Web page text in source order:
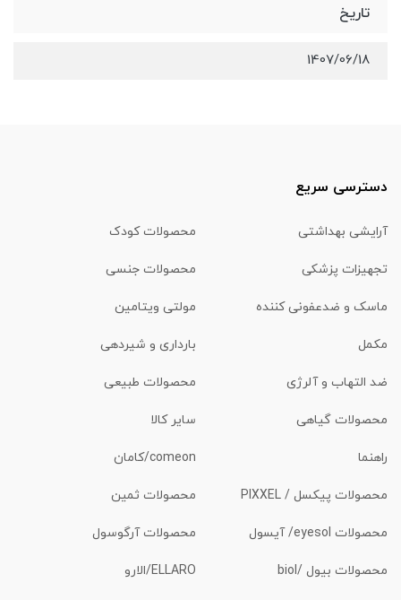
تاریخ
1407/06/18
دسترسی سریع
آرایشی بهداشتی محصولات کودک
تجهیزات پزشکی محصولات جنسی
ماسک و ضدعفونی کننده مولتی ویتامین
مکمل بارداری و شیردهی
ضد التهاب و آلرژی محصولات طبیعی
محصولات گیاهی سایر کالا
راهنما comeon/کامان
محصولات پیکسل / PIXXEL محصولات ثمین
محصولات eyesol/ آیسول محصولات آرگوسول
محصولات بیول /biol ELLARO/الارو